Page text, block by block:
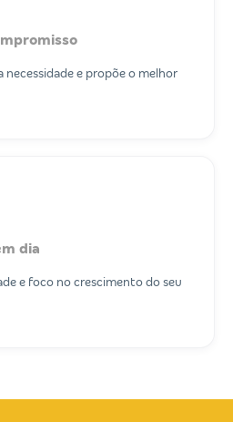
necessidade e propõe o melhor
dia
e foco no crescimento do seu